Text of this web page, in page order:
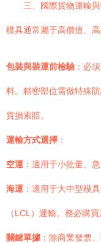
三、國際貨物運輸
模具通常屬于高價值、
包裝與裝運前檢驗 ：必
料。精密部位需做特殊
貨損索賠。
運輸方式選擇 ：
空運 ：適用于小批量、
海運 ：適用于大中型模
（LCL）運輸。務必購買
關鍵單據 ：除商業發票